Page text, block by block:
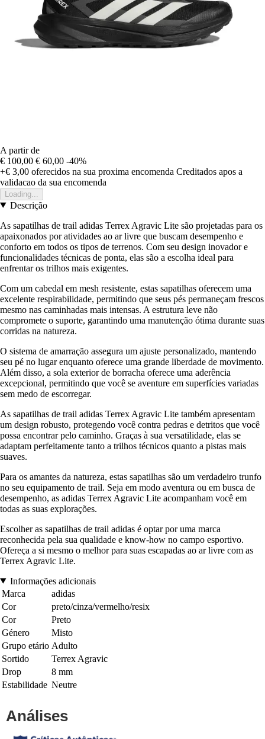
A partir de
€ 100,00 € 60,00 -40%
+€ 3,00 oferecidos na sua proxima encomenda Creditados apos a
validacao da sua encomenda
Loading...
Descrição
As sapatilhas de trail adidas Terrex Agravic Lite são projetadas para os
apaixonados por atividades ao ar livre que buscam desempenho e
conforto em todos os tipos de terrenos. Com seu design inovador e
funcionalidades técnicas de ponta, elas são a escolha ideal para
enfrentar os trilhos mais exigentes.
Com um cabedal em mesh resistente, estas sapatilhas oferecem uma
excelente respirabilidade, permitindo que seus pés permaneçam frescos
mesmo nas caminhadas mais intensas. A estrutura leve não
compromete o suporte, garantindo uma manutenção ótima durante suas
corridas na natureza.
O sistema de amarração assegura um ajuste personalizado, mantendo
seu pé no lugar enquanto oferece uma grande liberdade de movimento.
Além disso, a sola exterior de borracha oferece uma aderência
excepcional, permitindo que você se aventure em superfícies variadas
sem medo de escorregar.
As sapatilhas de trail adidas Terrex Agravic Lite também apresentam
um design robusto, protegendo você contra pedras e detritos que você
possa encontrar pelo caminho. Graças à sua versatilidade, elas se
adaptam perfeitamente tanto a trilhos técnicos quanto a pistas mais
suaves.
Para os amantes da natureza, estas sapatilhas são um verdadeiro trunfo
no seu equipamento de trail. Seja em modo aventura ou em busca de
desempenho, as adidas Terrex Agravic Lite acompanham você em
todas as suas explorações.
Escolher as sapatilhas de trail adidas é optar por uma marca
reconhecida pela sua qualidade e know-how no campo esportivo.
Ofereça a si mesmo o melhor para suas escapadas ao ar livre com as
Terrex Agravic Lite.
Informações adicionais
Marca
adidas
Cor
preto/cinza/vermelho/resix
Cor
Preto
Género
Misto
Grupo etário Adulto
Sortido
Terrex Agravic
Drop
8 mm
Estabilidade Neutre